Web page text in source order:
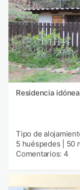
Residencia
Tipo de
5 huéspedes
50
Comentarios: 4